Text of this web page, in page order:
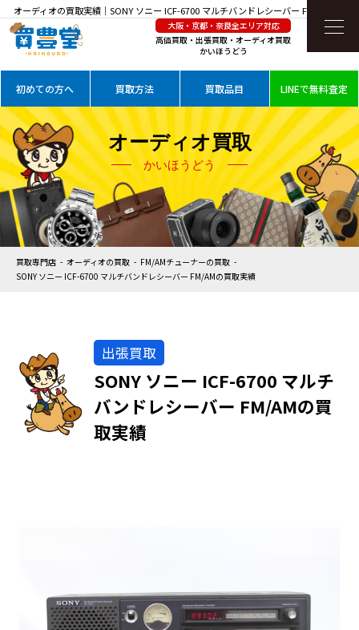
オーディオの買取実績｜SONY ソニー ICF-6700 マルチバンドレシーバー FM/AMを高価
買取
大阪・京都・奈良全エリア対応
高価買取・出張買取・オーディオ買取
かいほうどう
初めての方へ 買取方法 買取品目 LINEで無料査定
オーディオ買取
かいほうどう
買取専門店 オーディオの買取
FM/AMチューナーの買取
SONY ソニー ICF-6700 マルチバンドレシーバー FM/AMの買取実績
出張買取
SONY ソニー ICF-6700 マルチ
バンドレシーバー FM/AMの買
取実績